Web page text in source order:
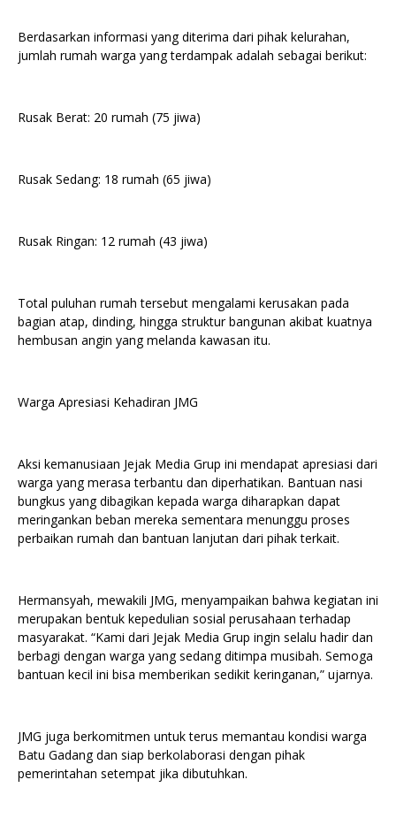
Berdasarkan informasi yang diterima dari pihak kelurahan,
jumlah rumah warga yang terdampak adalah sebagai berikut:
Rusak Berat: 20 rumah (75 jiwa)
Rusak Sedang: 18 rumah (65 jiwa)
Rusak Ringan: 12 rumah (43 jiwa)
Total puluhan rumah tersebut mengalami kerusakan pada
bagian atap, dinding, hingga struktur bangunan akibat kuatnya
hembusan angin yang melanda kawasan itu.
Warga Apresiasi Kehadiran JMG
Aksi kemanusiaan Jejak Media Grup ini mendapat apresiasi dari
warga yang merasa terbantu dan diperhatikan. Bantuan nasi
bungkus yang dibagikan kepada warga diharapkan dapat
meringankan beban mereka sementara menunggu proses
perbaikan rumah dan bantuan lanjutan dari pihak terkait.
Hermansyah, mewakili JMG, menyampaikan bahwa kegiatan ini
merupakan bentuk kepedulian sosial perusahaan terhadap
masyarakat. “Kami dari Jejak Media Grup ingin selalu hadir dan
berbagi dengan warga yang sedang ditimpa musibah. Semoga
bantuan kecil ini bisa memberikan sedikit keringanan,” ujarnya.
JMG juga berkomitmen untuk terus memantau kondisi warga
Batu Gadang dan siap berkolaborasi dengan pihak
pemerintahan setempat jika dibutuhkan.